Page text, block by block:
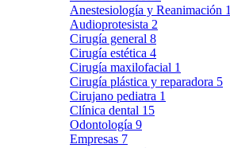
Anestesiología y Reanimación 1
Audioprotesista 2
Cirugía general 8
Cirugía estética 4
Cirugía maxilofacial 1
Cirugía plástica y reparadora 5
Cirujano pediatra 1
Clínica dental 15
Odontología 9
Empresas 7